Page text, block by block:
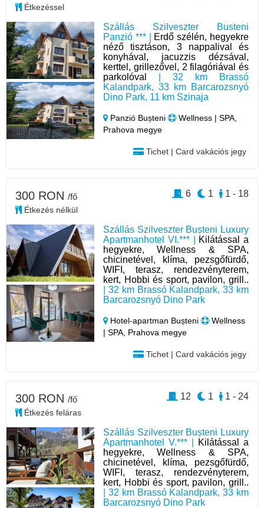
Szállás Szilveszter Busteni
Panzió *** | Erdő szélén, hegyekre
néző tisztáson, 3 nappalival és
konyhával, jacuzzis dézsával,
kerttel, grillezővel, 2 filagóriával és
parkolóval
| 32 km Brassó
Kalandpark, 33 km Barcarozsnyó
Dino Park, 11 km Szinaja
Panzió Bușteni
Wellness | SPA,
Prahova megye
Tichet | Card vakációs jegy
Étkezéssel
Szállás Szilveszter Bușteni Luxury
Apartmanhotel VI.*** |
Kilátással a
hegyekre, Wellness & SPA,
chicinetével, klíma, pezsgőfürdő,
WIFI, terasz, rendezvényterem,
kert, Hobbi és sport, pavilon, grill..
| 32 km Brassó Kalandpark, 33 km
Barcarozsnyó Dino Park
Hotel‑apartman Bușteni
Wellness
| SPA, Prahova megye
Tichet | Card vakációs jegy
300 RON /fő
Étkezés nélkül
1 - 18
1
6
Szállás Szilveszter Bușteni Luxury
Apartmanhotel V.*** |
Kilátással a
hegyekre, Wellness & SPA,
chicinetével, klíma, pezsgőfürdő,
WIFI, terasz, rendezvényterem,
kert, Hobbi és sport, pavilon, grill..
| 32 km Brassó Kalandpark, 33 km
Barcarozsnyó Dino Park
300 RON /fő
Étkezés feláras
1 - 24
1
12